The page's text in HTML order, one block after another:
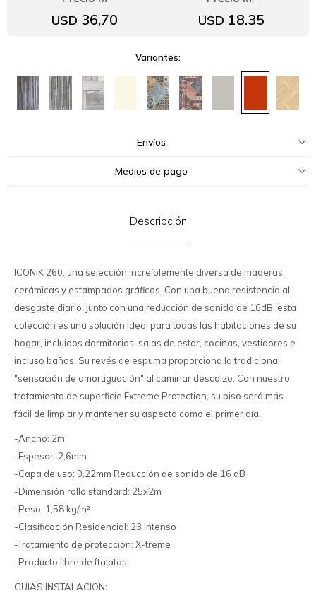
USD 36,70 USD 18.35
Variantes:
Envíos
Medios de pago
Descripción
ICONIK 260, una selección increíblemente diversa de maderas,
cerámicas y estampados gráficos. Con una buena resistencia al
desgaste diario, junto con una reducción de sonido de 16dB, esta
colección es una solución ideal para todas las habitaciones de su
hogar, incluidos dormitorios, salas de estar, cocinas, vestidores e
incluso baños. Su revés de espuma proporciona la tradicional
"sensación de amortiguación" al caminar descalzo. Con nuestro
tratamiento de superficie Extreme Protection, su piso será más
fácil de limpiar y mantener su aspecto como el primer día.
-Ancho: 2m
-Espesor: 2,6mm
-Capa de uso: 0,22mm Reducción de sonido de 16 dB
-Dimensión rollo standard: 25x2m
-Peso: 1,58 kg/m²
-Clasificación Residencial: 23 Intenso
-Tratamiento de protección: X-treme
-Producto libre de ftalatos.
GUIAS INSTALACION: